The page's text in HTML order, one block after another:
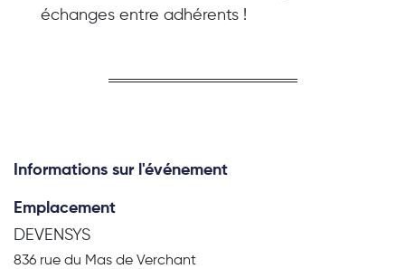
échanges entre adhérents !
Informations sur l'événement
Emplacement
DEVENSYS
836 rue du Mas de Verchant